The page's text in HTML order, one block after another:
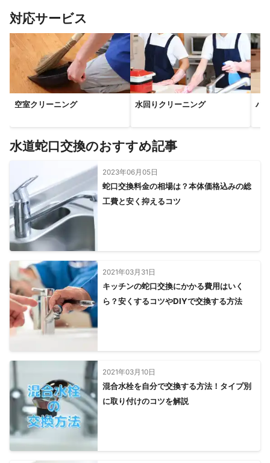
橋本市
【 京都府 】
大山崎町 京田辺市 精華町
長岡京市
亀岡市
向日市 久御山町 城陽市 井手町
木津川市
宇治市
京都市 宇治田原町 笠置町 和束町 南山城村
【兵庫県】
猪名川町
神戸市 三田市 三木市
丹波篠山市
明石市 小野市 稲美町
対応サービス
空室クリーニング 水回りクリーニング ハ
水道蛇口交換のおすすめ記事
2023年06月05日
蛇口交換料金の相場は？本体価格込みの総
工費と安く抑えるコツ
2021年03月31日
キッチンの蛇口交換にかかる費用はいく
ら？安くするコツやDIYで交換する方法
2021年03月10日
混合水栓を自分で交換する方法！タイプ別
に取り付けのコツを解説